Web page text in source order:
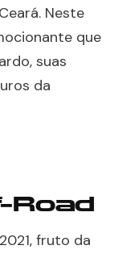
Neste
que
suas
da
Road
fruto da